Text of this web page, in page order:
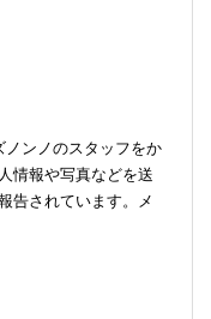
ノンノのスタッフをか
情報や写真などを送
告されています。メ